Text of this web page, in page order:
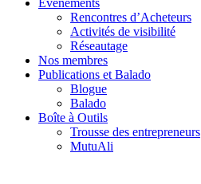
Événements
Rencontres d’Acheteurs
Activités de visibilité
Réseautage
Nos membres
Publications et Balado
Blogue
Balado
Boîte à Outils
Trousse des entrepreneurs
MutuAli